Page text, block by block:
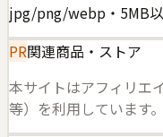
jpg/png/webp・5MB
PR関連商品・ストア
本サイトはアフィリエ
等）を利用しています。